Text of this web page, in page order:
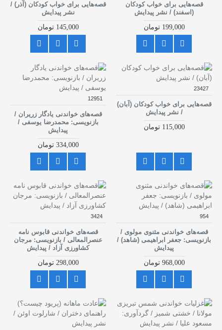
قصه‌هایی برای خواب کودکان
(اسفند) / نشر پیدایش
199,000 تومان
قصه‌هایی برای خواب کودکان (آذر) /
نشر پیدایش
145,000 تومان
23427
قصه‌هایی برای خواب کودکان (آبان)
/ نشر پیدایش
115,000 تومان
12951
قصه‌های خواندنی یادگار زریران /
بازنویسی: محمدرضا یوسفی /
پیدایش
334,000 تومان
954
قصه‌های خواندنی مثنوی مولوی /
بازنویسی: جعفر ابراهیمی (شاهد) /
پیدایش
968,000 تومان
3424
قصه‌های خواندنی قابوس نامه
عنصرالمعالی / بازنویسی: مرجان
کشاورزی آزاد / پیدایش
298,000 تومان